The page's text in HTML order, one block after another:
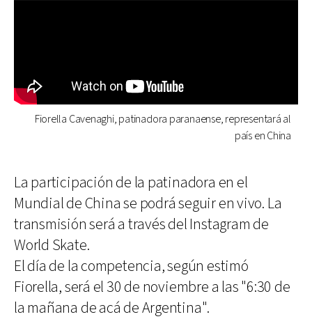
Fiorella Cavenaghi, patinadora paranaense, representará al
país en China
La participación de la patinadora en el
Mundial de China se podrá seguir en vivo. La
transmisión será a través del Instagram de
World Skate.
El día de la competencia, según estimó
Fiorella, será el 30 de noviembre a las "6:30 de
la mañana de acá de Argentina".